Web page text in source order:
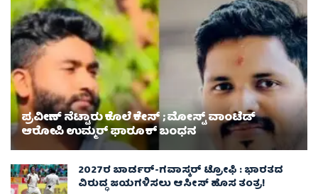
ಪ್ರವೀಣ್ ನೆಟ್ಟಾರು ಕೊಲೆ ಕೇಸ್ ​; ಮೋಸ್ಟ್ ವಾಂಟೆಡ್‌
ಆರೋಪಿ ಉಮ್ಮರ್ ಫಾರೂಕ್ ಬಂಧನ
2027ರ ಬಾರ್ಡರ್-ಗವಾಸ್ಕರ್ ಟ್ರೋಫಿ : ಭಾರತದ
ವಿರುದ್ಧ ಜಯಗಳಿಸಲು ಆಸೀಸ್‌ ಹೊಸ ತಂತ್ರ!